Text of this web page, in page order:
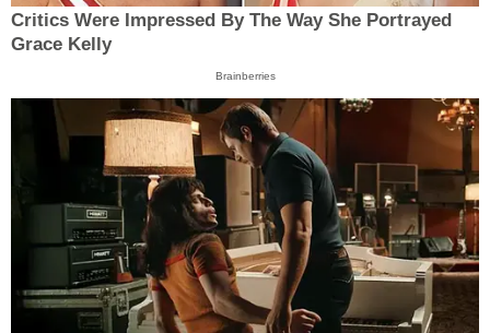
Critics Were Impressed By The Way She Portrayed
Grace Kelly
Brainberries